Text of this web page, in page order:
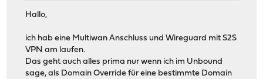
Hallo,
ich hab eine Multiwan Anschluss und Wireguard mit S2S
VPN am laufen.
Das geht auch alles prima nur wenn ich im Unbound
sage, als Domain Override für eine bestimmte Domain